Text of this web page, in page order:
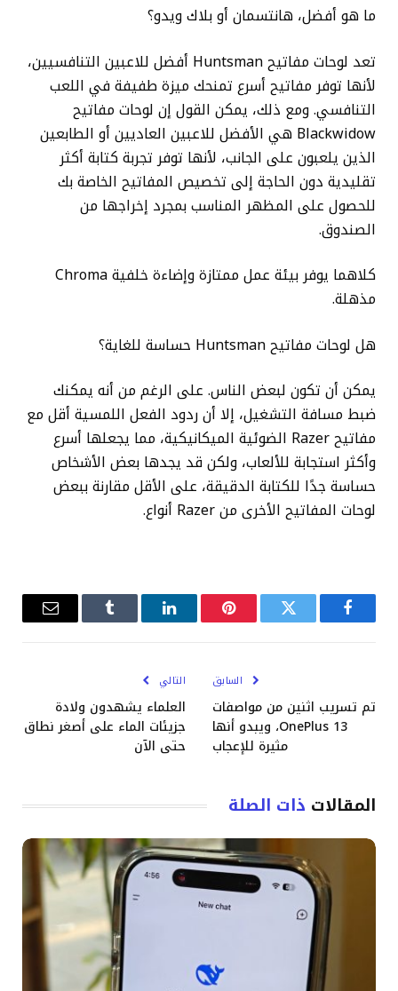
ما هو أفضل، هانتسمان أو بلاك ويدو؟
تعد لوحات مفاتيح Huntsman أفضل للاعبين التنافسيين،
لأنها توفر مفاتيح أسرع تمنحك ميزة طفيفة في اللعب
التنافسي. ومع ذلك، يمكن القول إن لوحات مفاتيح
Blackwidow هي الأفضل للاعبين العاديين أو الطابعين
الذين يلعبون على الجانب، لأنها توفر تجربة كتابة أكثر
تقليدية دون الحاجة إلى تخصيص المفاتيح الخاصة بك
للحصول على المظهر المناسب بمجرد إخراجها من
الصندوق.
كلاهما يوفر بيئة عمل ممتازة وإضاءة خلفية Chroma
مذهلة.
هل لوحات مفاتيح Huntsman حساسة للغاية؟
يمكن أن تكون لبعض الناس. على الرغم من أنه يمكنك
ضبط مسافة التشغيل، إلا أن ردود الفعل اللمسية أقل مع
مفاتيح Razer الضوئية الميكانيكية، مما يجعلها أسرع
وأكثر استجابة للألعاب، ولكن قد يجدها بعض الأشخاص
حساسة جدًا للكتابة الدقيقة، على الأقل مقارنة ببعض
لوحات المفاتيح الأخرى من Razer أنواع.
فيسبوكتويتر بينتيريستلينكدإن Tumblrالبريد
السابق
تم تسريب اثنين من مواصفات
OnePlus 13، ويبدو أنها
مثيرة للإعجاب
التالي
العلماء يشهدون ولادة
جزيئات الماء على أصغر نطاق
حتى الآن
المقالات ذات الصلة